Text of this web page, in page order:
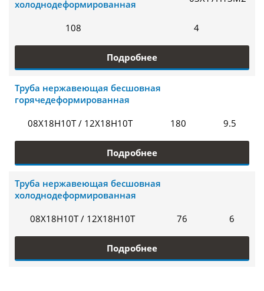
холоднодеформированная
108 4
Подробнее
Труба нержавеющая бесшовная
горячедеформированная
08Х18Н10Т / 12Х18Н10Т
180 9.5
Подробнее
Труба нержавеющая бесшовная
холоднодеформированная
08Х18Н10Т / 12Х18Н10Т
76 6
Подробнее